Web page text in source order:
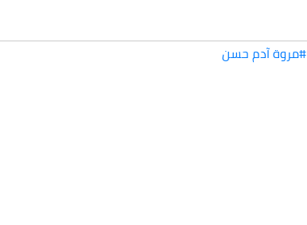
#مروة آدم حسن